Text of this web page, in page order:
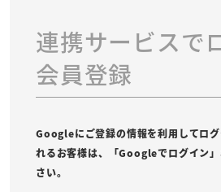
連携サービスで
会員登録
Googleにご登録の情報を利用してロ
れるお客様は、「Googleでログイン
さい。